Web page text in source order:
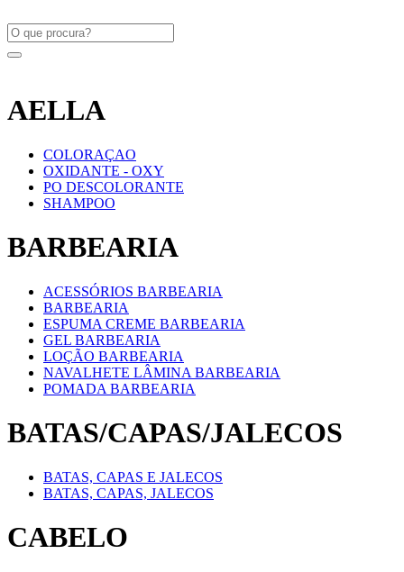
AELLA
COLORAÇAO
OXIDANTE - OXY
PO DESCOLORANTE
SHAMPOO
BARBEARIA
ACESSÓRIOS BARBEARIA
BARBEARIA
ESPUMA CREME BARBEARIA
GEL BARBEARIA
LOÇÃO BARBEARIA
NAVALHETE LÂMINA BARBEARIA
POMADA BARBEARIA
BATAS/CAPAS/JALECOS
BATAS, CAPAS E JALECOS
BATAS, CAPAS, JALECOS
CABELO